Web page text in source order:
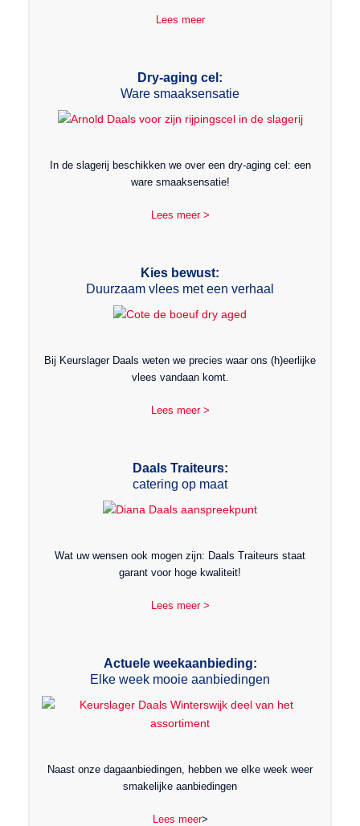
Lees meer
Dry-aging cel:
Ware smaaksensatie
In de slagerij beschikken we over een dry-aging cel: een
ware smaaksensatie!
Lees meer >
Kies bewust:
Duurzaam vlees met een verhaal
Bij Keurslager Daals weten we precies waar ons (h)eerlijke
vlees vandaan komt.
Lees meer >
Daals Traiteurs:
catering op maat
Wat uw wensen ook mogen zijn: Daals Traiteurs staat
garant voor hoge kwaliteit!
Lees meer >
Actuele weekaanbieding:
Elke week mooie aanbiedingen
Naast onze dagaanbiedingen, hebben we elke week weer
smakelijke aanbiedingen
Lees meer>